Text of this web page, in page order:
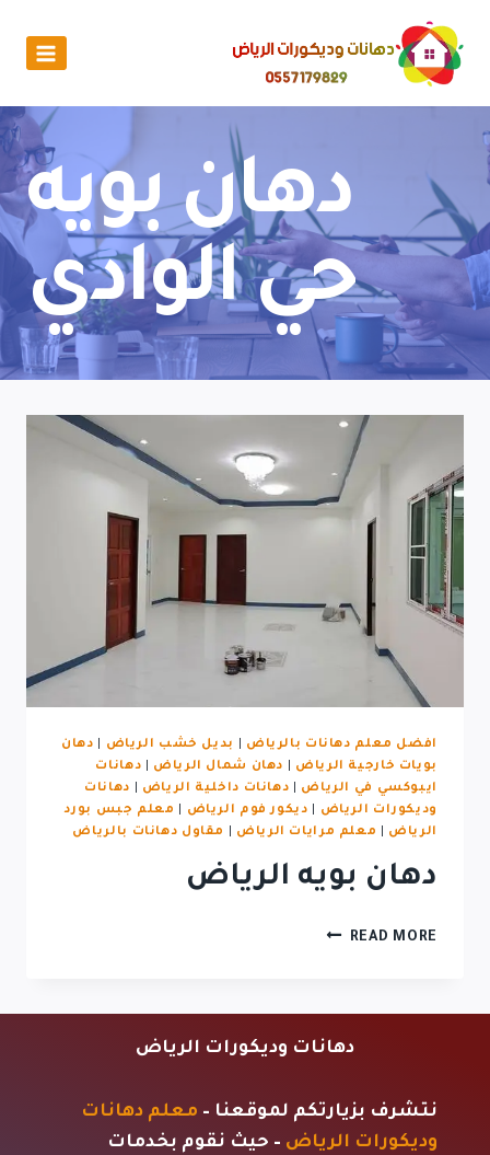
دهان بويه
حي الوادي
افضل معلم دهانات بالرياض بديل خشب الرياض
دهان
بويات خارجية الرياض
دهان شمال الرياض
دهانات
ايبوكسي في الرياض
دهانات داخلية الرياض
دهانات
وديكورات الرياض
ديكور فوم الرياض
معلم جبس بورد
الرياض
معلم مرايات الرياض مقاول دهانات بالرياض
دهان بويه الرياض
READ MORE
دهانات وديكورات الرياض
نتشرف بزيارتكم لموقعنا – معلم دهانات
وديكورات الرياض – حيث نقوم بخدمات